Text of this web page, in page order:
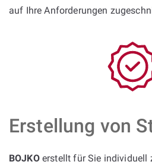
auf Ihre Anforderungen
Erstellung von
BOJKOerstellt für Sie individuell